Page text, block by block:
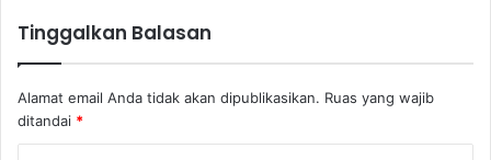
Tinggalkan Balasan
Alamat email Anda tidak akan dipublikasikan. Ruas yang wajib
ditandai *